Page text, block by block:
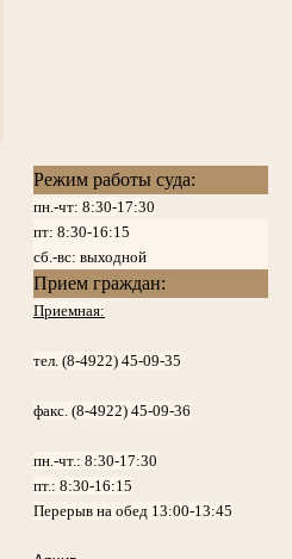
Режим работы суда:
пн.-чт: 8:30-17:30
пт: 8:30-16:15
сб.-вс: выходной
Прием граждан:
Приемная:
тел. (8-4922) 45-09-35
факс. (8-4922) 45-09-36
пн.-чт.:8:30-17:30
пт.:8:30-16:15
Перерыв на обед 13:00-13:45